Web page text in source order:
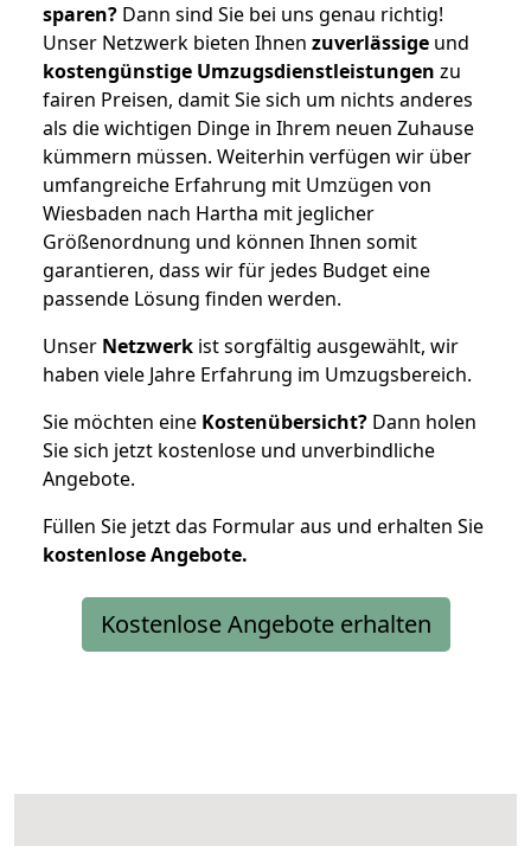
sparen? Dann sind Sie bei uns genau richtig!
Unser Netzwerk bieten Ihnen zuverlässige und
kostengünstige Umzugsdienstleistungen zu
fairen Preisen, damit Sie sich um nichts anderes
als die wichtigen Dinge in Ihrem neuen Zuhause
kümmern müssen. Weiterhin verfügen wir über
umfangreiche Erfahrung mit Umzügen von
Wiesbaden nach Hartha mit jeglicher
Größenordnung und können Ihnen somit
garantieren, dass wir für jedes Budget eine
passende Lösung finden werden.
Unser Netzwerk ist sorgfältig ausgewählt, wir
haben viele Jahre Erfahrung im Umzugsbereich.
Sie möchten eine Kostenübersicht? Dann holen
Sie sich jetzt kostenlose und unverbindliche
Angebote.
Füllen Sie jetzt das Formular aus und erhalten Sie
kostenloseAngebote.
Kostenlose Angebote erhalten